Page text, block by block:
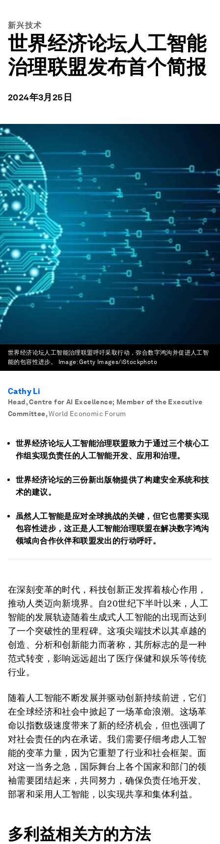
新兴技术
世界经济论坛人工智能
治理联盟发布首个简报
2024年3月25日
世界经济论坛人工智能治理联盟呼吁采取行动，弥合数字鸿沟并促进人工智
能的包容性进步。
Image:Getty Images/iStockphoto
Cathy Li
Head, Centre for AI Excellence; Member of the Executive
Committee, World Economic Forum
世界经济论坛人工智能治理联盟致力于通过三个核心工
作组实现负责任的人工智能开发、应用和治理。
世界经济论坛的三份新出版物提供了构建安全系统和技
术的建议。
虽然人工智能是应对全球挑战的关键，但它也需要实现
包容性进步，这正是人工智能治理联盟在解决数字鸿沟
领域向合作伙伴和联盟发出的行动呼吁。
在深刻变革的时代，科技创新正发挥着核心作用，
推动人类迈向新境界。自20世纪下半叶以来，人工
智能的发展轨迹随着生成式人工智能的出现而达到
了一个突破性的里程碑。这项尖端技术以其卓越的
创造、分析和创新能力而著称，其所标志的是一种
范式转变，影响远远超出了医疗保健和娱乐等传统
行业。
随着人工智能不断发展并驱动创新持续前进，它们
在全球经济和社会中掀起了一场革命浪潮。这场革
命以指数级速度带来了新的经济机会，但也强调了
对社会责任的内在承诺。我们需要仔细考虑人工智
能的变革力量，因为它重塑了行业和社会框架。面
对这一当务之急，国际舞台上各个国家和部门的领
袖需要团结起来，共同努力，确保负责任地开发、
部署和采用人工智能，以实现共享和集体利益。
多利益相关方的方法